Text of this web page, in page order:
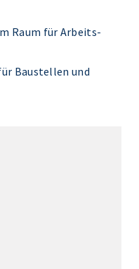
Raum für Arbeits-
Baustellen und